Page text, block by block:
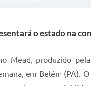
o estado na
Mead, produzido
em Belém (PA).